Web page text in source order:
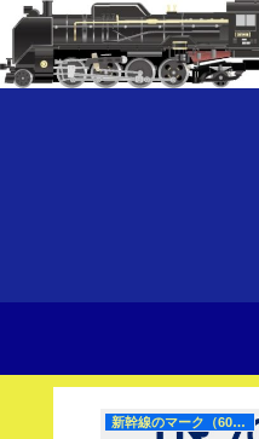
新幹線のマーク（60Hz）